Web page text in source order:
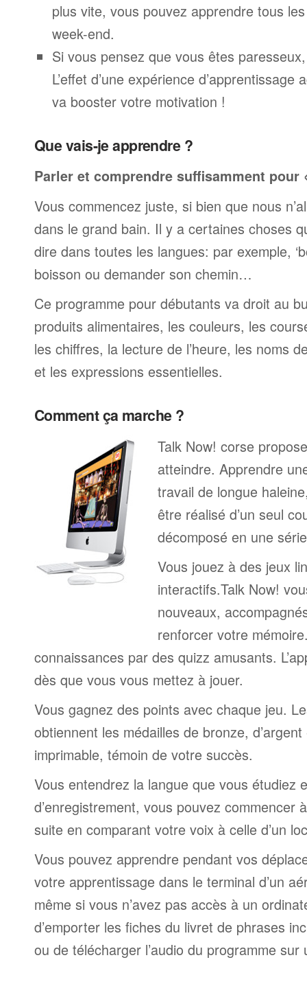
plus vite, vous pouvez apprendre tous
week-end.
Si vous pensez que vous êtes
L’effet d’une expérience
va booster votre motivation !
Que vais-je apprendre ?
Parler et comprendre suffisamment pour
Vous commencez juste, si bien que nous
dans le grand bain. Il y a certaines choses
dire dans toutes les langues: par exemple,
boisson ou demander son chemin…
Ce programme pour débutants va droit au
produits alimentaires, les couleurs, les
les chiffres, la lecture de l’heure, les noms
et les expressions essentielles.
Comment ça marche ?
Talk Now! corse
atteindre. Apprendre
travail de longue
être réalisé d’un seul
décomposé en une
Vous jouez à des jeux
interactifs.Talk Now!
nouveaux,
renforcer votre
connaissances par des quizz amusants.
dès que vous vous mettez à jouer.
Vous gagnez des points avec chaque jeu.
obtiennent les médailles de bronze,
imprimable, témoin de votre succès.
Vous entendrez la langue que vous étudiez
d’enregistrement, vous pouvez commencer
suite en comparant votre voix à celle d’un
Vous pouvez apprendre pendant vos
votre apprentissage dans le terminal d’un
même si vous n’avez pas accès à un
d’emporter les fiches du livret de phrases
ou de télécharger l’audio du programme sur